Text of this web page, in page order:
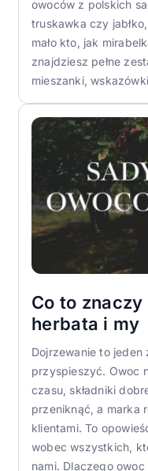
owoców z polskich
truskawka czy
mało kto, jak
znajdziesz pełne
mieszanki,
Co to
herbata i my
Dojrzewanie to
przyspieszyć. Owoc
czasu, składniki
przeniknąć, a marka
klientami. To
wobec wszystkich,
nami. Dlaczego